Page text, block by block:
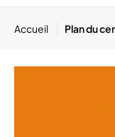
Accueil Plan du